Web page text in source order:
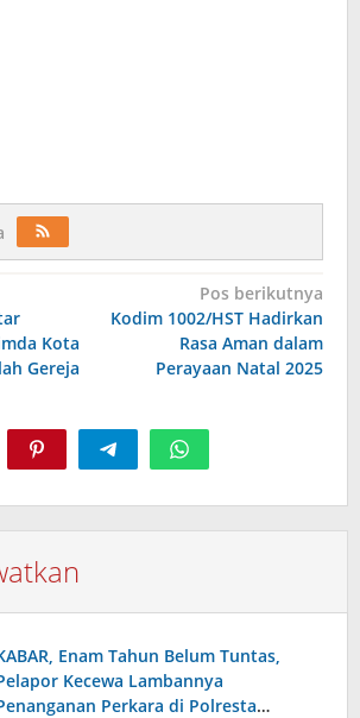
Kota
Gereja
Pos berikutnya
Kodim 1002/HST Hadirkan
Rasa Aman dalam
Perayaan Natal 2025
Enam Tahun Belum Tuntas,
Kecewa Lambannya
Perkara di Polresta